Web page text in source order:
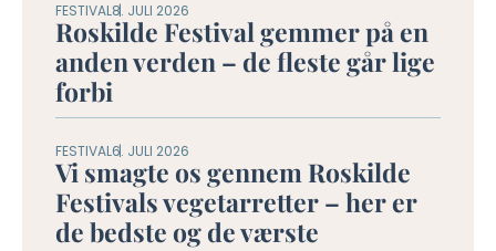
FESTIVAL8. JULI 2026
Roskilde Festival gemmer på en
anden verden – de fleste går lige
forbi
FESTIVAL6. JULI 2026
Vi smagte os gennem Roskilde
Festivals vegetarretter – her er
de bedste og de værste